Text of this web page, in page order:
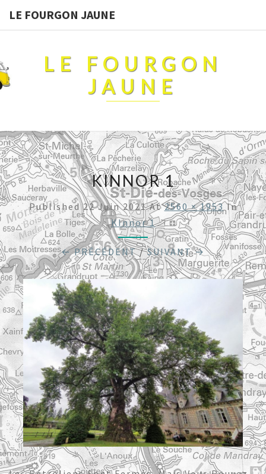
LE FOURGON JAUNE
LE FOURGON
JAUNE
KINNOR 1
Published22 Juin 2021At2560 × 1953In
KInnor 1
← PRÉCÉDENT/SUIVANT →